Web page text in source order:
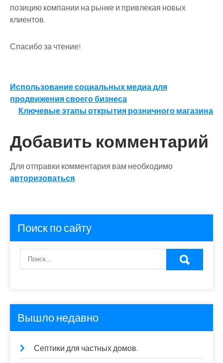
позицию компании на рынке и привлекая новых
клиентов.
Спасибо за чтение!
Навигация
по
Использование социальных медиа для
продвижения своего бизнеса
Ключевые этапы открытия розничного магазина
Добавить комментарий
Для отправки комментария вам необходимо
авторизоваться.
Поиск по сайту
Вышло недавно
Септики для частных домов.